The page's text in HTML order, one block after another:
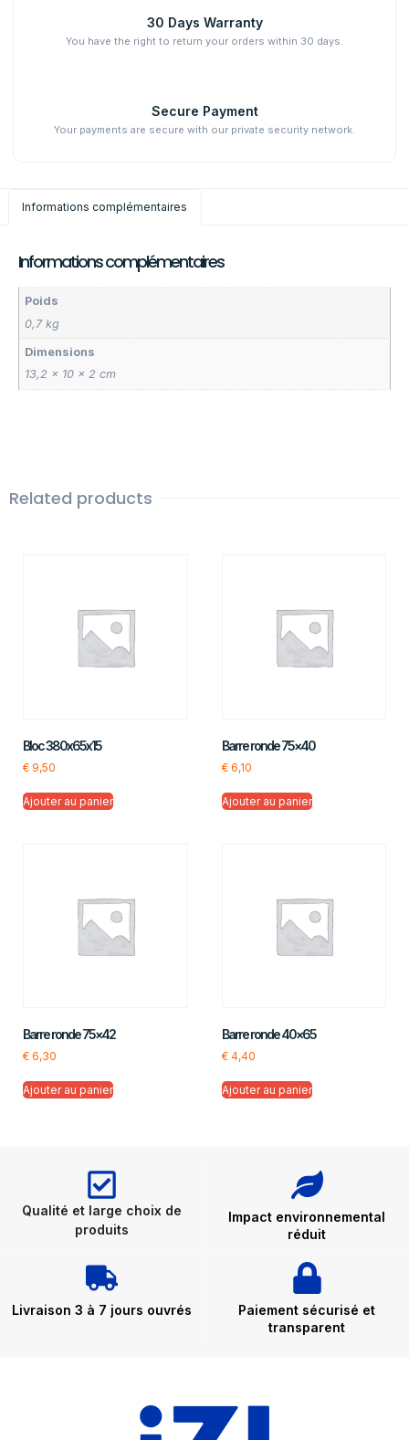
30 Days Warranty
You have the right to return your orders within 30 days.
Secure Payment
Your payments are secure with our private security network.
Informations complémentaires
Informations complémentaires
Poids
0,7 kg
Dimensions
13,2 × 10 × 2 cm
Related products
Bloc 380x65x15
€ 9,50
Ajouter au panier
Barre ronde 75×40
€6,10
Ajouter au panier
Barre ronde 75×42
€ 6,30
Ajouter au panier
Barre ronde 40×65
€4,40
Ajouter au panier
Qualité et large choix de
produits
Impact environnemental
réduit
Livraison 3 à 7 jours ouvrés
Paiement sécurisé et
transparent